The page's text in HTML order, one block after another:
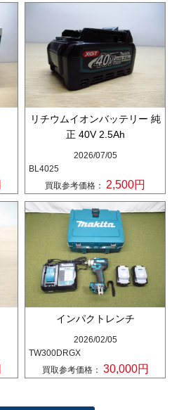
リチウムイオンバッテリー 純
正 40V 2.5Ah
2026/07/05
BL4025
買取参考価格： 2,500円
インパクトレンチ
2026/02/05
TW300DRGX
買取参考価格： 30,000円